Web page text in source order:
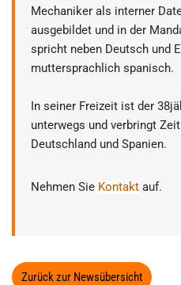
Mechaniker als interner
ausgebildet und in der
spricht neben Deutsch und
muttersprachlich spanisch.
In seiner Freizeit ist der
unterwegs und verbringt
Deutschland und Spanien.
Nehmen Sie Kontakt auf.
Zurück zur Newsübersicht